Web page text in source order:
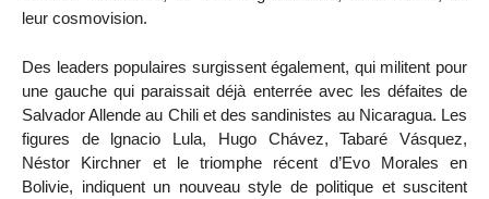
leur cosmovision.
Des leaders populaires surgissent également, qui militent pour
une gauche qui paraissait déjà enterrée avec les défaites de
Salvador Allende au Chili et des sandinistes au Nicaragua. Les
figures de lgnacio Lula, Hugo Chávez, Tabaré Vásquez,
Néstor Kirchner et le triomphe récent d’Evo Morales en
Bolivie, indiquent un nouveau style de politique et suscitent